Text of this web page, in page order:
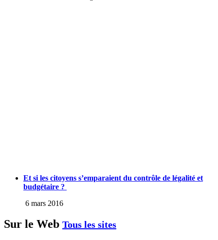
Et si les citoyens s’emparaient du contrôle de légalité et
budgétaire ?
6 mars 2016
Sur le Web Tous les sites